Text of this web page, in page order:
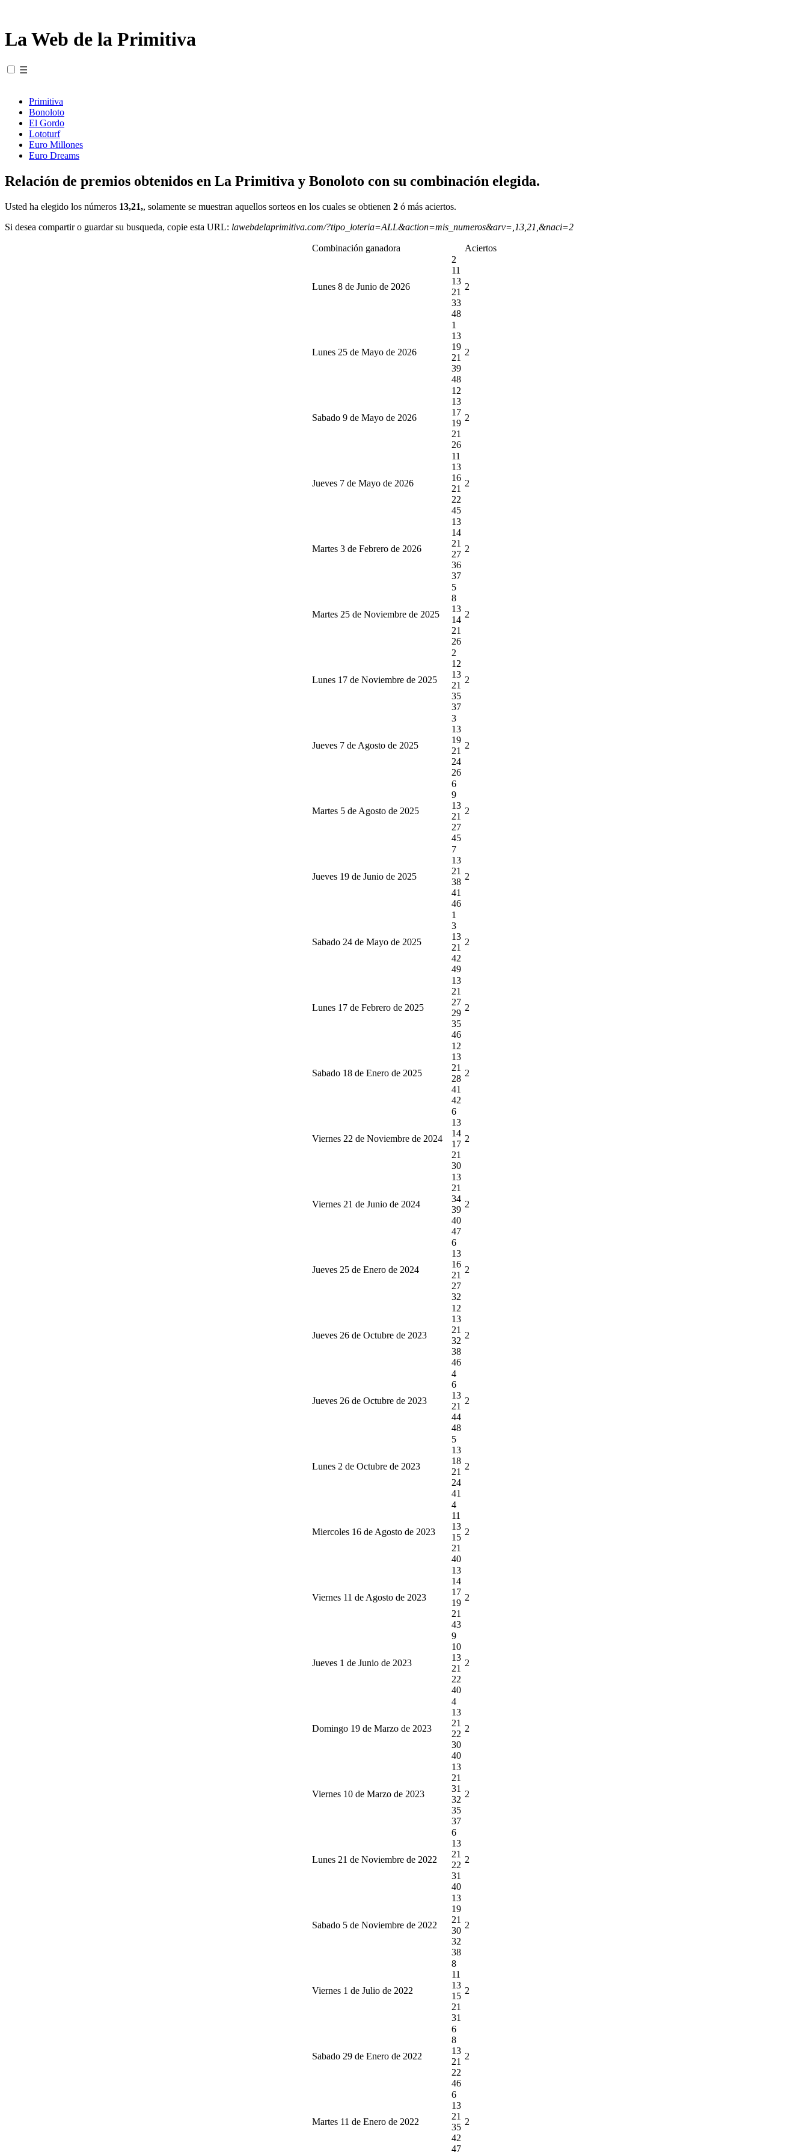
La Web de la Primitiva
☰
Primitiva
Bonoloto
El Gordo
Lototurf
Euro Millones
Euro Dreams
Relación de premios obtenidos en La Primitiva y Bonoloto con su combinación elegida.
Usted ha elegido los números 13,21,, solamente se muestran aquellos sorteos en los cuales se obtienen 2 ó más aciertos.
Si desea compartir o guardar su busqueda, copie esta URL: lawebdelaprimitiva.com/?tipo_loteria=ALL&action=mis_numeros&arv=,13,21,&naci=2
Combinación ganadora Aciertos
Lunes 8 de Junio de 2026
2
11
13
21
33
48
2
Lunes 25 de Mayo de 2026
1
13
19
21
39
48
2
Sabado 9 de Mayo de 2026
12
13
17
19
21
26
2
Jueves 7 de Mayo de 2026
11
13
16
21
22
45
2
Martes 3 de Febrero de 2026
13
14
21
27
36
37
2
Martes 25 de Noviembre de 2025
5
8
13
14
21
26
2
Lunes 17 de Noviembre de 2025
2
12
13
21
35
37
2
Jueves 7 de Agosto de 2025
3
13
19
21
24
26
2
Martes 5 de Agosto de 2025
6
9
13
21
27
45
2
Jueves 19 de Junio de 2025
7
13
21
38
41
46
2
Sabado 24 de Mayo de 2025
1
3
13
21
42
49
2
Lunes 17 de Febrero de 2025
13
21
27
29
35
46
2
Sabado 18 de Enero de 2025
12
13
21
28
41
42
2
Viernes 22 de Noviembre de 2024
6
13
14
17
21
30
2
Viernes 21 de Junio de 2024
13
21
34
39
40
47
2
Jueves 25 de Enero de 2024
6
13
16
21
27
32
2
Jueves 26 de Octubre de 2023
12
13
21
32
38
46
2
Jueves 26 de Octubre de 2023
4
6
13
21
44
48
2
Lunes 2 de Octubre de 2023
5
13
18
21
24
41
2
Miercoles 16 de Agosto de 2023
4
11
13
15
21
40
2
Viernes 11 de Agosto de 2023
13
14
17
19
21
43
2
Jueves 1 de Junio de 2023
9
10
13
21
22
40
2
Domingo 19 de Marzo de 2023
4
13
21
22
30
40
2
Viernes 10 de Marzo de 2023
13
21
31
32
35
37
2
Lunes 21 de Noviembre de 2022
6
13
21
22
31
40
2
Sabado 5 de Noviembre de 2022
13
19
21
30
32
38
2
Viernes 1 de Julio de 2022
8
11
13
15
21
31
2
Sabado 29 de Enero de 2022
6
8
13
21
22
46
2
Martes 11 de Enero de 2022
6
13
21
35
42
47
2